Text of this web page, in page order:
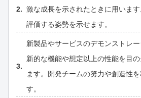
激な成長を示されたときに用いま
評価する姿勢を示せます。
新製品やサービスのデモンストレ
新的な機能や想定以上の性能を目
ます。開発チームの努力や創造性
す。